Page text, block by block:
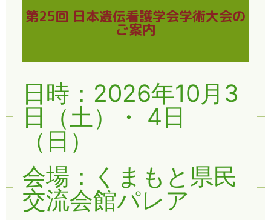
第25回 日本遺伝看護学会学術大会の
ご案内
日時：2026年10月3
日（土）・ 4日
（日）
会場：くまもと県民
交流会館パレア